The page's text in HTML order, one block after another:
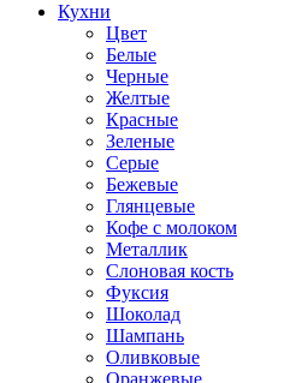
Кухни
Цвет
Белые
Черные
Желтые
Красные
Зеленые
Серые
Бежевые
Глянцевые
Кофе с молоком
Металлик
Слоновая кость
Фуксия
Шоколад
Шампань
Оливковые
Оранжевые